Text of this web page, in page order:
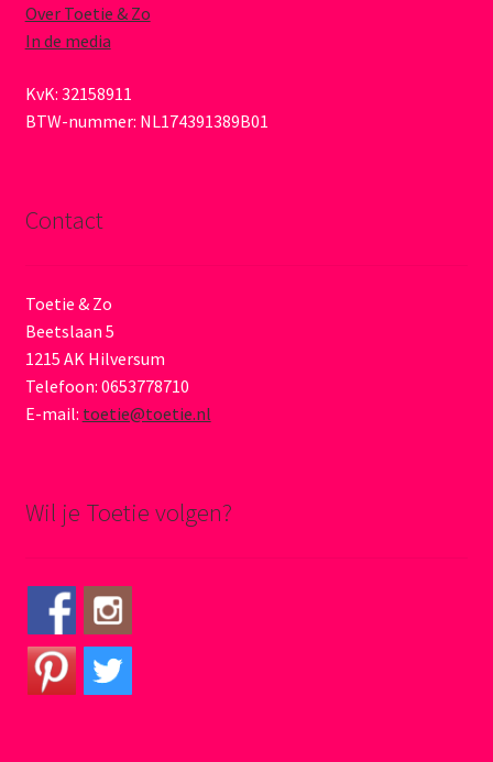
Over Toetie & Zo
In de media
KvK: 32158911
BTW-nummer: NL174391389B01
Contact
Toetie & Zo
Beetslaan 5
1215 AK Hilversum
Telefoon: 0653778710
E-mail: toetie@toetie.nl
Wil je Toetie volgen?